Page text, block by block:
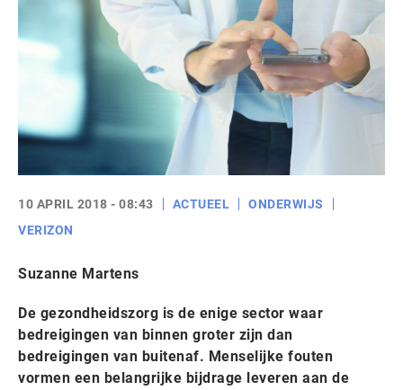
10 APRIL 2018 - 08:43 ACTUEEL
ONDERWIJS
VERIZON
Suzanne Martens
De gezondheidszorg is de enige sector waar
bedreigingen van binnen groter zijn dan
bedreigingen van buitenaf. Menselijke fouten
vormen een belangrijke bijdrage leveren aan de